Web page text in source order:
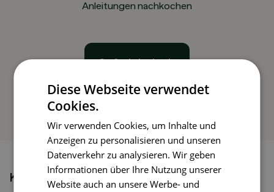
Anleitungen nachkochen
So funktioniert’s
Könnte dir auch gefallen
Diese Webseite verwendet
Cookies.
Wir verwenden Cookies, um Inhalte und
Anzeigen zu personalisieren und unseren
Datenverkehr zu analysieren. Wir geben
Informationen über Ihre Nutzung unserer
Website auch an unsere Werbe- und